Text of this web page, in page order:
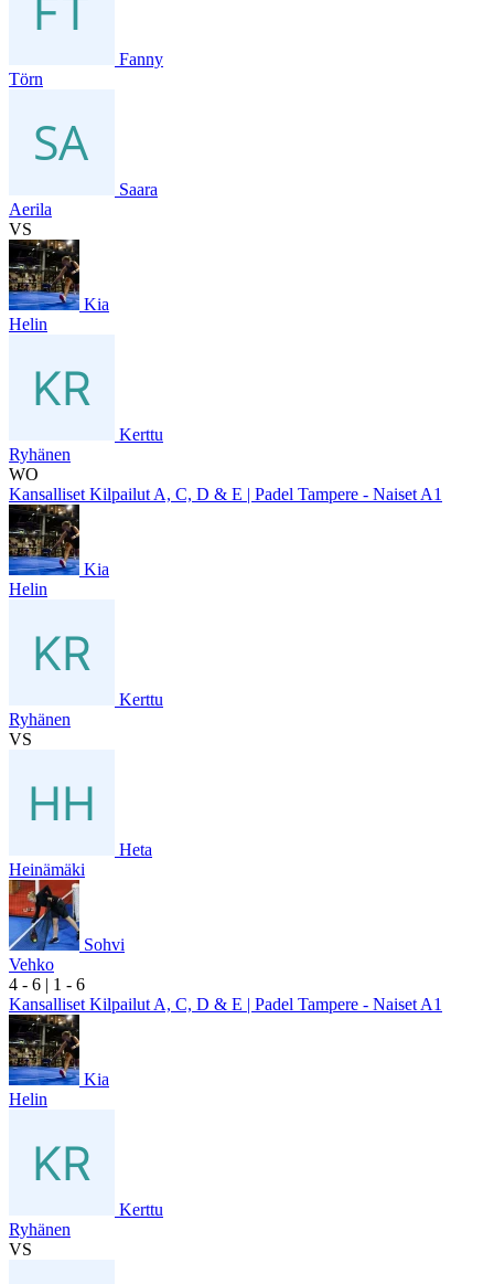
Fanny
Törn
Saara
Aerila
VS
Kia
Helin
Kerttu
Ryhänen
WO
Kansalliset Kilpailut A, C, D & E | Padel Tampere - Naiset A1
Kia
Helin
Kerttu
Ryhänen
VS
Heta
Heinämäki
Sohvi
Vehko
4 - 6 | 1 - 6
Kansalliset Kilpailut A, C, D & E | Padel Tampere - Naiset A1
Kia
Helin
Kerttu
Ryhänen
VS